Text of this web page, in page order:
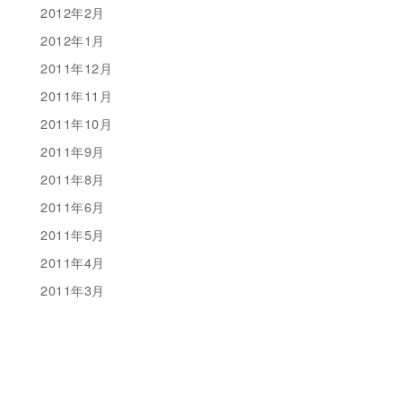
2012年2月
2012年1月
2011年12月
2011年11月
2011年10月
2011年9月
2011年8月
2011年6月
2011年5月
2011年4月
2011年3月